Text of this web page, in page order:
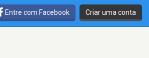
Entre com Facebook Criar uma conta